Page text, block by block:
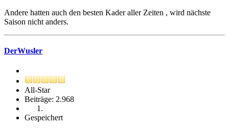
Andere hatten auch den besten Kader aller Zeiten , wird nächste
Saison nicht anders.
DerWusler
All-Star
Beiträge: 2.968
Gespeichert